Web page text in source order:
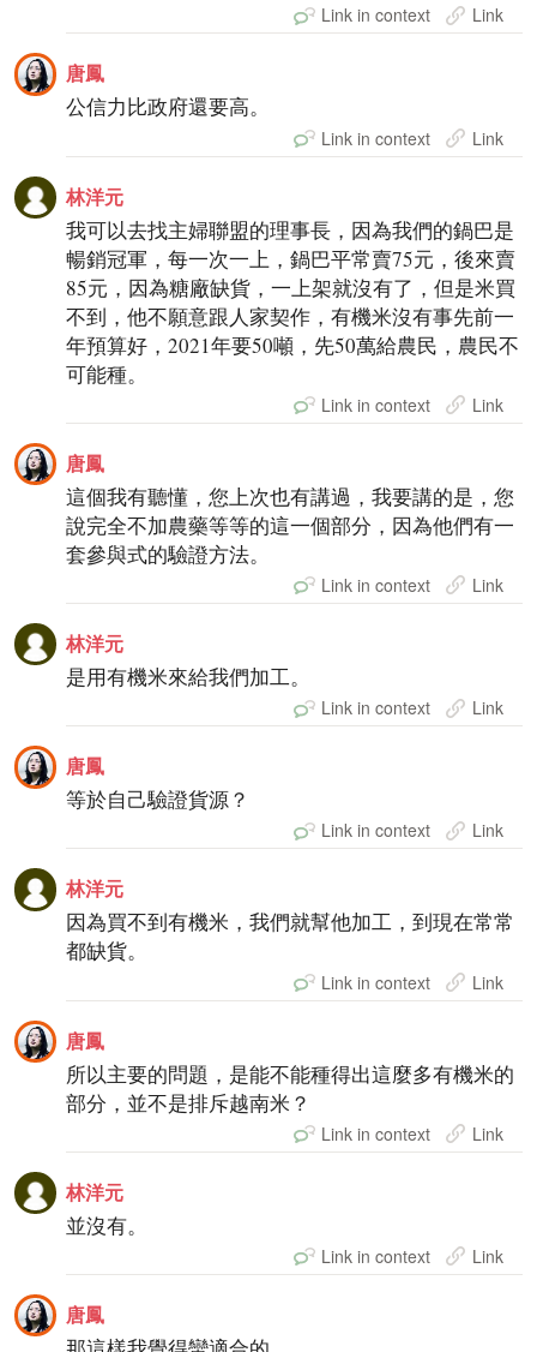
Link in context Link
唐鳳
公信力比政府還要高。
Link in context Link
林洋元
我可以去找主婦聯盟的理事長，因為我們的鍋巴是
暢銷冠軍，每一次一上，鍋巴平常賣75元，後來賣
85元，因為糖廠缺貨，一上架就沒有了，但是米買
不到，他不願意跟人家契作，有機米沒有事先前一
年預算好，2021年要50噸，先50萬給農民，農民不
可能種。
Link in context Link
唐鳳
這個我有聽懂，您上次也有講過，我要講的是，您
說完全不加農藥等等的這一個部分，因為他們有一
套參與式的驗證方法。
Link in context Link
林洋元
是用有機米來給我們加工。
Link in context Link
唐鳳
等於自己驗證貨源？
Link in context Link
林洋元
因為買不到有機米，我們就幫他加工，到現在常常
都缺貨。
Link in context Link
唐鳳
所以主要的問題，是能不能種得出這麼多有機米的
部分，並不是排斥越南米？
Link in context Link
林洋元
並沒有。
Link in context Link
唐鳳